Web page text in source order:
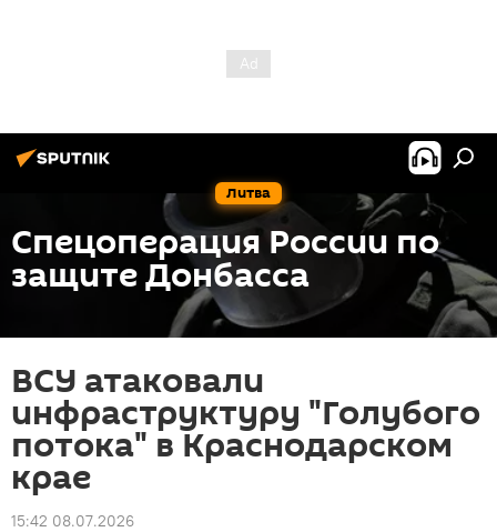
Литва
Спецоперация России по
защите Донбасса
ВСУ атаковали
инфраструктуру "Голубого
потока" в Краснодарском
крае
15:42 08.07.2026